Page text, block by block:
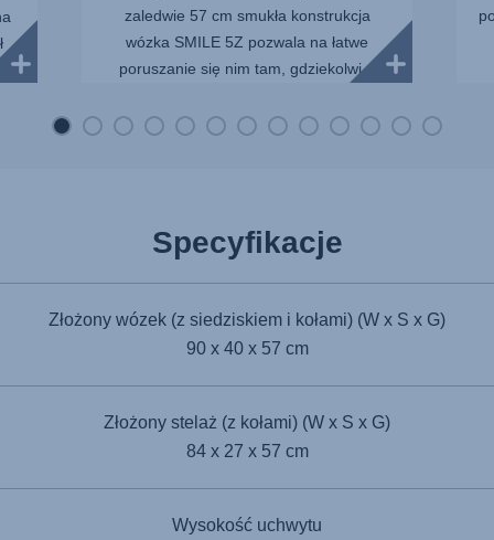
zaledwie 57 cm smukła konstrukcja
wózka SMILE 5Z pozwala na łatwe
poruszanie się nim tam, gdziekolwi...
Specyfikacje
Złożony wózek (z siedziskiem i kołami) (W x S x G)
90 x 40 x 57 cm
Złożony stelaż (z kołami) (W x S x G)
84 x 27 x 57 cm
Wysokość uchwytu